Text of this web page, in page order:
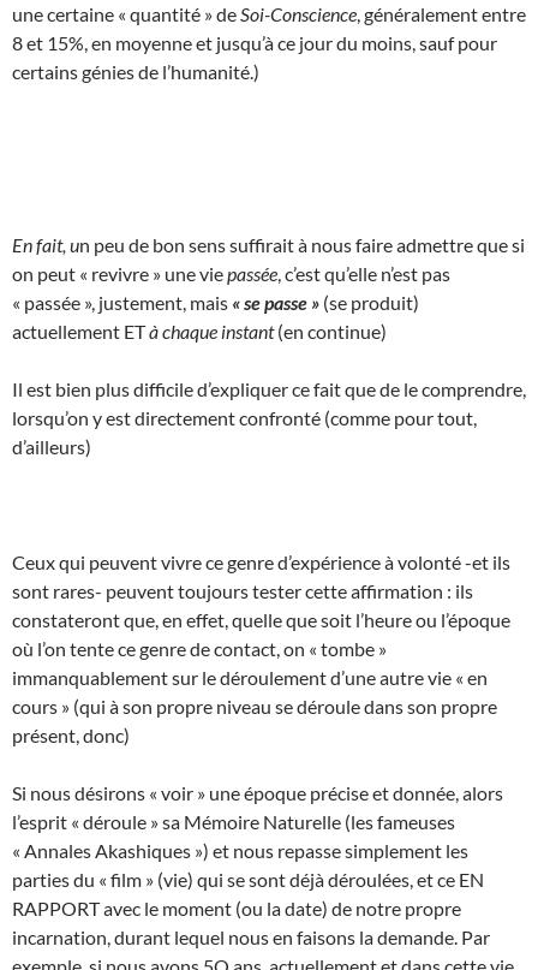
une certaine « quantité » de Soi-Conscience , généralement entre
8 et 15%, en moyenne et jusqu’à ce jour du moins, sauf pour
certains génies de l’humanité.)
En fait, un peu de bon sens suffirait à nous faire admettre que si
on peut « revivre » une viepassée , c’est qu’elle n’est pas
« passée », justement, mais « se passe » (se produit)
actuellement ETà chaque instant(en continue)
Il est bien plus difficile d’expliquer ce fait que de le comprendre,
lorsqu’on y est directement confronté (comme pour tout,
d’ailleurs)
Ceux qui peuvent vivre ce genre d’expérience à volonté -et ils
sont rares- peuvent toujours tester cette affirmation : ils
constateront que, en effet, quelle que soit l’heure ou l’époque
où l’on tente ce genre de contact, on « tombe »
immanquablement sur le déroulement d’une autre vie « en
cours » (qui à son propre niveau se déroule dans son propre
présent, donc)
Si nous désirons « voir » une époque précise et donnée, alors
l’esprit « déroule » sa Mémoire Naturelle (les fameuses
« Annales Akashiques ») et nous repasse simplement les
parties du « film » (vie) qui se sont déjà déroulées, et ce EN
RAPPORT avec le moment (ou la date) de notre propre
incarnation, durant lequel nous en faisons la demande. Par
exemple, si nous avons 5O ans, actuellement et dans cette vie,